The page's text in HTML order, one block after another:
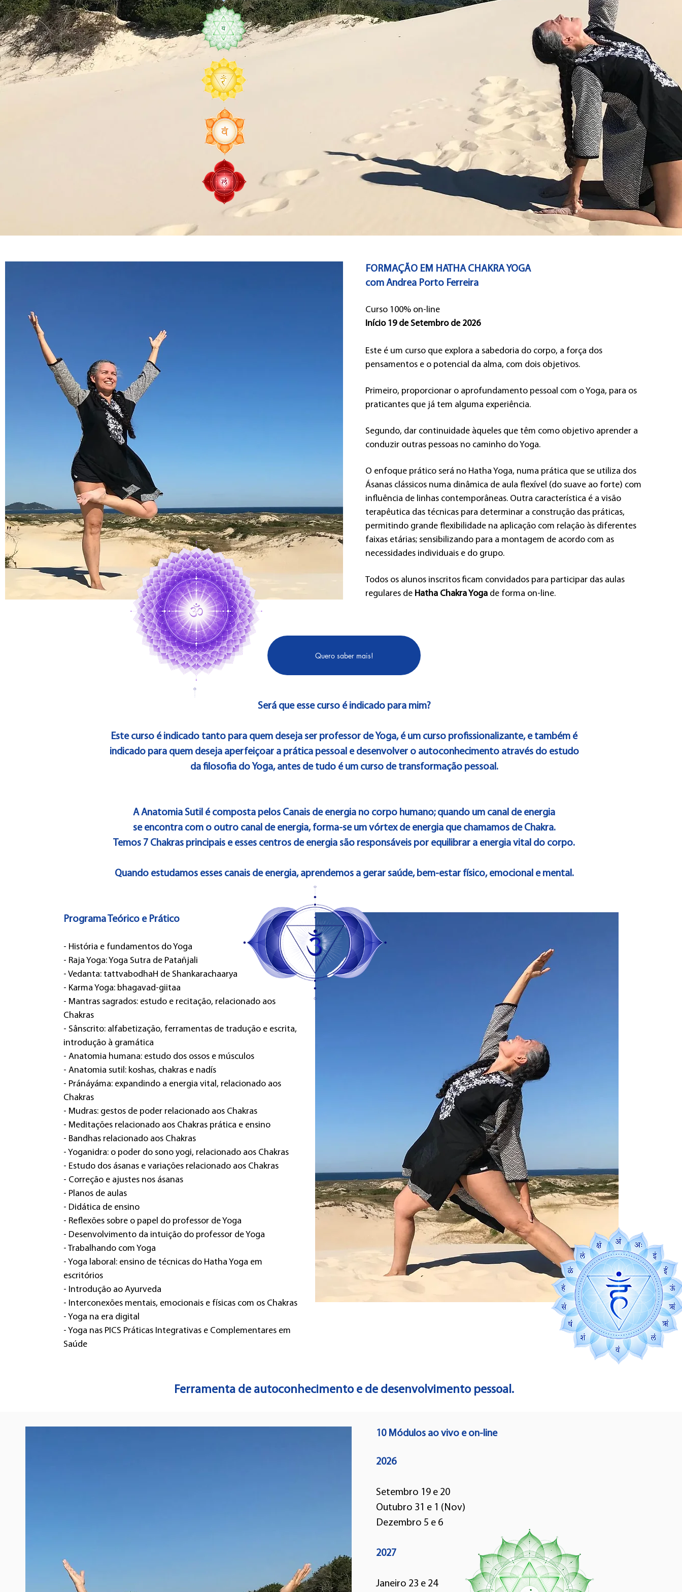
FORMAÇÃO EM HATHA CHAKRA YOGA
com Andrea Porto Ferreira
Curso 100% on-line
Início 19 de Setembro de 2026
Este é um curso que explora a sabedoria do corpo, a força dos
pensamentos e o potencial da alma, com dois objetivos.
Primeiro, proporcionar o aprofundamento pessoal com o Yoga, para os
praticantes que já tem alguma experiência.
Segundo, dar continuidade àqueles que têm como objetivo aprender a
conduzir outras pessoas no caminho do Yoga.
O enfoque prático será no Hatha Yoga, numa prática que se utiliza dos
Ásanas clássicos numa dinâmica de aula flexível (do suave ao forte) com
influência de linhas contemporâneas. Outra característica é a visão
terapêutica das técnicas para determinar a construção das práticas,
permitindo grande flexibilidade na aplicação com relação às diferentes
faixas etárias; sensibilizando para a montagem de acordo com as
necessidades individuais e do grupo.
Todos os alunos inscritos ficam convidados para participar das aulas
regulares de Hatha Chakra Yoga de forma on-line.
Quero saber mais!
Será que esse curso é indicado para mim?
Este curso é indicado tanto para quem deseja ser professor de Yoga, é um curso profissionalizante, e também é
indicado para quem deseja aperfeiçoar a prática pessoal e desenvolver o autoconhecimento através do estudo
da filosofia do Yoga, antes de tudo é um curso de transformação pessoal.
A Anatomia Sutil é composta pelos Canais de energia no corpo humano; quando um canal de energia
se encontra com o outro canal de energia, forma-se um vórtex de energia que chamamos de Chakra.
Temos 7 Chakras principais e esses centros de energia são responsáveis por equilibrar a energia vital do corpo.
Quando estudamos esses canais de energia, aprendemos a gerar saúde, bem-estar físico, emocional e mental.
Programa Teórico e Prático
- História e fundamentos do Yoga
- Raja Yoga: Yoga Sutra de Patañjali
- Vedanta: tattvabodhaH de Shankarachaarya
- Karma Yoga: bhagavad-giitaa
- Mantras sagrados: estudo e recitação, relacionado aos
Chakras
- Sânscrito: alfabetização, ferramentas de tradução e escrita,
introdução à gramática
- Anatomia humana: estudo dos ossos e músculos
- Anatomia sutil: koshas, chakras e nadís
- Pránáyáma: expandindo a energia vital, relacionado aos
Chakras
- Mudras: gestos de poder relacionado aos Chakras
- Meditações relacionado aos Chakras prática e ensino
- Bandhas relacionado aos Chakras
- Yoganidra: o poder do sono yogi, relacionado aos Chakras
- Estudo dos ásanas e variações relacionado aos Chakras
- Correção e ajustes nos ásanas
- Planos de aulas
- Didática de ensino
- Reflexões sobre o papel do professor de Yoga
- Desenvolvimento da intuição do professor de Yoga
- Trabalhando com Yoga
- Yoga laboral: ensino de técnicas do Hatha Yoga em
escritórios
- Introdução ao Ayurveda
- Interconexões mentais, emocionais e físicas com os Chakras
- Yoga na era digital
- Yoga nas PICS Práticas Integrativas e Complementares em
Saúde
Ferramenta de autoconhecimento e de desenvolvimento pessoal.
10 Módulos ao vivo e on-line
2026
Setembro 19 e 20
Outubro 31 e 1 (Nov)
Dezembro 5 e 6
2027
Janeiro 23 e 24